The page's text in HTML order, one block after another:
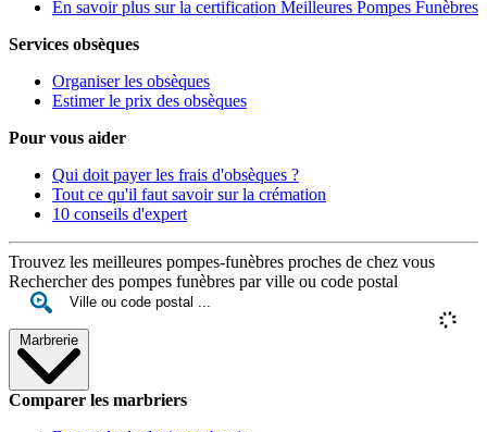
En savoir plus sur la certification Meilleures Pompes Funèbres
Services obsèques
Organiser les obsèques
Estimer le prix des obsèques
Pour vous aider
Qui doit payer les frais d'obsèques ?
Tout ce qu'il faut savoir sur la crémation
10 conseils d'expert
Trouvez les meilleures pompes-funèbres proches de chez vous
Rechercher des pompes funèbres par ville ou code postal
Marbrerie
Comparer les marbriers